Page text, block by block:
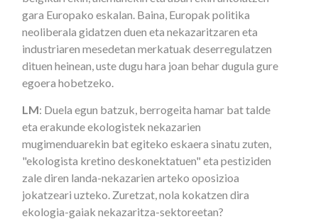
gara Europako eskalan. Baina, Europak politika
neoliberala gidatzen duen eta nekazaritzaren eta
industriaren mesedetan merkatuak deserregulatzen
dituen heinean, uste dugu hara joan behar dugula gure
egoera hobetzeko.
LM: Duela egun batzuk, berrogeita hamar bat talde
eta erakunde ekologistek nekazarien
mugimenduarekin bat egiteko eskaera sinatu zuten,
"ekologista kretino deskonektatuen" eta pestiziden
zale diren landa-nekazarien arteko oposizioa
jokatzeari uzteko. Zuretzat, nola kokatzen dira
ekologia-gaiak nekazaritza-sektoreetan?